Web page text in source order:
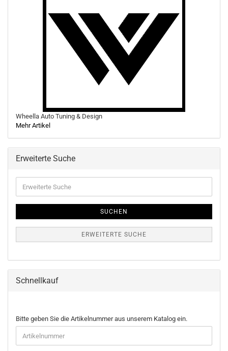
Wheella Auto Tuning & Design
Mehr Artikel
Erweiterte Suche
Suche
SUCHEN
ERWEITERTE SUCHE
Schnellkauf
BITTE
GEBEN
SIE
DIE
Bitte geben Sie die Artikelnummer aus unserem Katalog ein.